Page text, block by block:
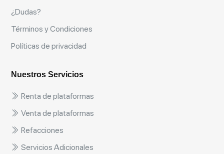
¿Dudas?
Términos y Condiciones
Políticas de privacidad
Nuestros Servicios
Renta de plataformas
Venta de plataformas
Refacciones
Servicios Adicionales